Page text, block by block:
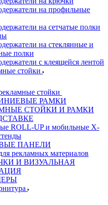
на профильные
на сетчатые полки
на стеклянные и
полки
с клеящейся лентой
стойки
стойки
РАМКИ
СТОЙКИ И РАМКИ
ROLL-UP и мобильные X-
ПАНЕЛИ
рекламных материалов
И ВИЗУАЛЬНАЯ